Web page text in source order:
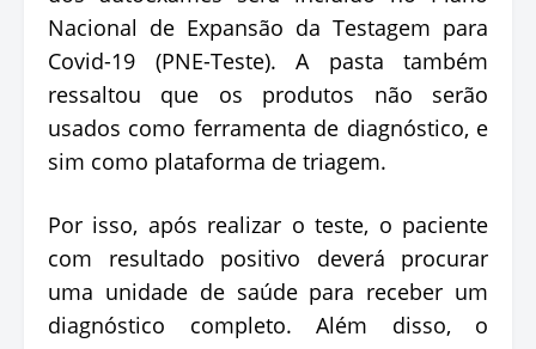
Nacional de Expansão da Testagem para
Covid-19 (PNE-Teste). A pasta também
ressaltou que os produtos não serão
usados como ferramenta de diagnóstico, e
sim como plataforma de triagem.
Por isso, após realizar o teste, o paciente
com resultado positivo deverá procurar
uma unidade de saúde para receber um
diagnóstico completo. Além disso, o